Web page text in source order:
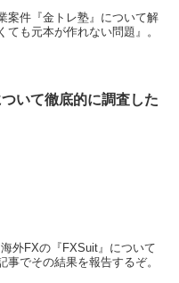
案件『金トレ塾』について解
も元本が作れない問題』。
いて徹底的に調査した
外FXの『FXSuit』について
でその結果を報告するぞ。